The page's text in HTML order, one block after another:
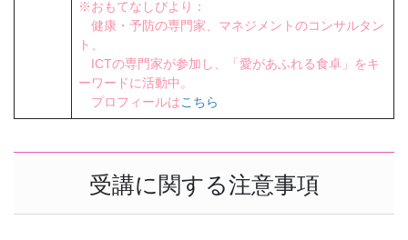
※おもてなしびより：
健康・予防の専門家、マネジメントのコンサルタン
ト、
ICTの専門家が参加し、「愛があふれる食卓」をキ
ーワードに活動中。
プロフィールはこちら
受講に関する注意事項